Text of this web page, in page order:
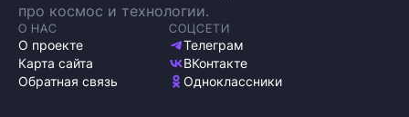
про космос и технологии.
О НАС
О проекте
Карта сайта
Обратная связь
СОЦСЕТИ
Телеграм
ВКонтакте
Одноклассники